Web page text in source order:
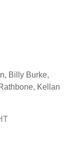
Billy Burke,
Kellan